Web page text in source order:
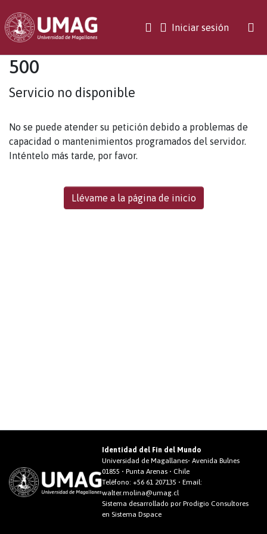
Iniciar sesión(current)
500
Servicio no disponible
No se puede atender su petición debido a problemas de
capacidad o mantenimientos programados del servidor.
Inténtelo más tarde, por favor.
Llévame a la página de inicio
Identidad del Fin del Mundo
Universidad de Magallanes• Avenida Bulnes
01855 • Punta Arenas • Chile
Teléfono:+56 61 207135 • Email:
walter.molina@umag.cl
Sistema desarrollado por Prodigio Consultores
en Sistema Dspace